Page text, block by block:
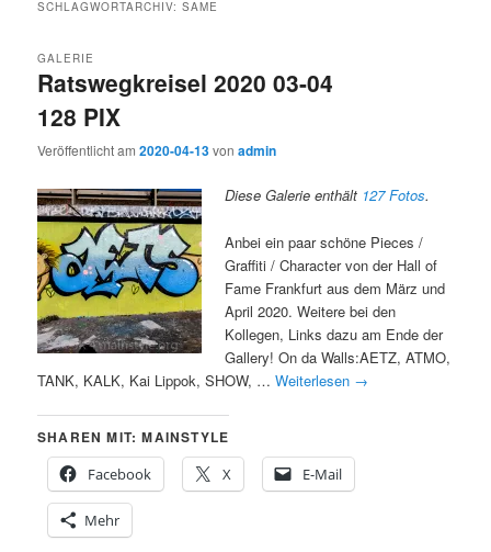
SCHLAGWORTARCHIV:SAME
Ratswegkreisel 2020 03-04
128 PIX
GALERIE
Veröffentlicht am2020-04-13vonadmin
Diese Galerie enthält 127 Fotos.
Anbei ein paar schöne Pieces /
Graffiti / Character von der Hall of
Fame Frankfurt aus dem März und
April 2020. Weitere bei den
Kollegen, Links dazu am Ende der
Gallery! On da Walls:AETZ, ATMO,
TANK, KALK, Kai Lippok, SHOW, …Weiterlesen →
SHAREN MIT: MAINSTYLE
Facebook
X E-Mail
Mehr